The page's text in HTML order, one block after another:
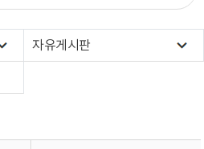
자유게시판